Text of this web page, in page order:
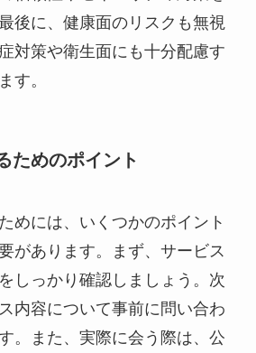
後に、健康面のリスクも無視
対策や衛生面にも十分配慮す
す。
ためのポイント
めには、いくつかのポイント
があります。まず、サービス
しっかり確認しましょう。次
内容について事前に問い合わ
。また、実際に会う際は、公